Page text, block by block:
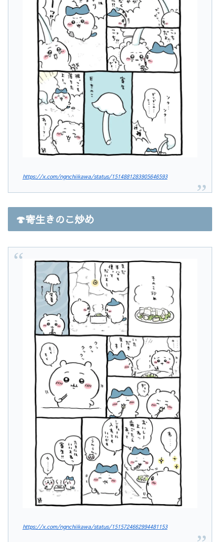
https://x.com/ngnchiikawa/status/1514881283905646593
🍄寄生きのこ炒め
https://x.com/ngnchiikawa/status/1515724662994481153